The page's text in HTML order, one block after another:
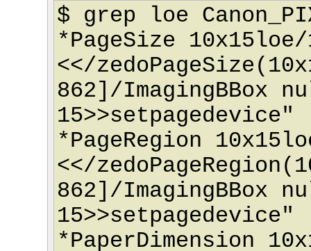
$ grep loe
*PageSize
<</
862]/ImagingBBox
15>>setpagedevice"
*PageRegion
<</
862]/ImagingBBox
15>>setpagedevice"
*PaperDimension